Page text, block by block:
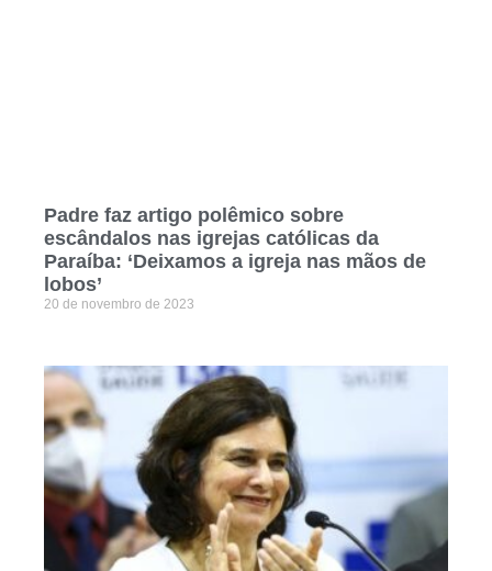
Padre faz artigo polêmico sobre
escândalos nas igrejas católicas da
Paraíba: ‘Deixamos a igreja nas mãos de
lobos’
20 de novembro de 2023